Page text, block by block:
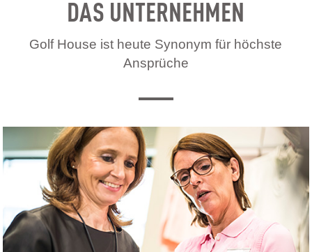
DAS UNTERNEHMEN
Golf House ist heute Synonym für höchste
Ansprüche